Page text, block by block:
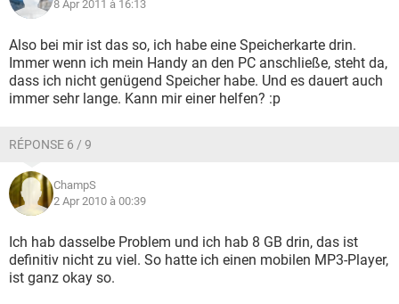
8 Apr 2011 à 16:13
Also bei mir ist das so, ich habe eine Speicherkarte drin.
Immer wenn ich mein Handy an den PC anschließe, steht da,
dass ich nicht genügend Speicher habe. Und es dauert auch
immer sehr lange. Kann mir einer helfen? :p
RÉPONSE 6 / 9
ChampS
2 Apr 2010 à 00:39
Ich hab dasselbe Problem und ich hab 8 GB drin, das ist
definitiv nicht zu viel. So hatte ich einen mobilen MP3-Player,
ist ganz okay so.